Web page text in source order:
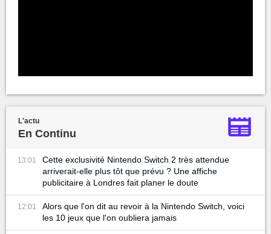
L'actu
En Continu
13:01
Cette exclusivité Nintendo Switch 2 très attendue
arriverait-elle plus tôt que prévu ? Une affiche
publicitaire à Londres fait planer le doute
12:01
Alors que l'on dit au revoir à la Nintendo Switch, voici
les 10 jeux que l'on oubliera jamais